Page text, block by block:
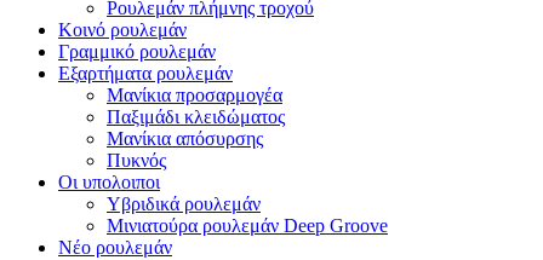
Ρουλεμάν πλήμνης τροχού
Κοινό ρουλεμάν
Γραμμικό ρουλεμάν
Εξαρτήματα ρουλεμάν
Μανίκια προσαρμογέα
Παξιμάδι κλειδώματος
Μανίκια απόσυρσης
Πυκνός
Οι υπολοιποι
Υβριδικά ρουλεμάν
Μινιατούρα ρουλεμάν Deep Groove
Νέο ρουλεμάν